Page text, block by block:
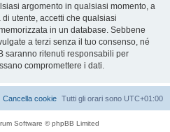
argomento in qualsiasi momento, a
utente, accetti che qualsiasi
in un database. Sebbene
a terzi senza il tuo consenso, né
saranno ritenuti responsabili per
compromettere i dati.
Tutti gli orari sono UTC+01:00
Cancella cookie
Software © phpBB Limited